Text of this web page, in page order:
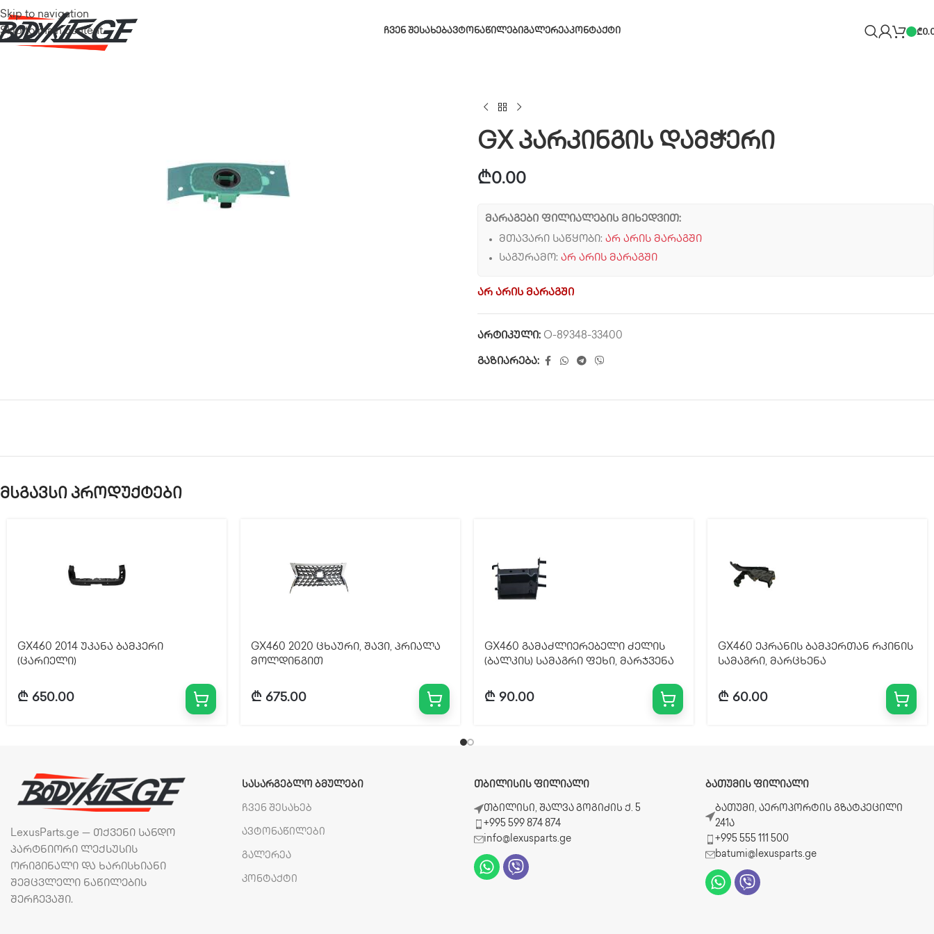
Skip to navigation
Skip to main content
ᲩᲕᲔᲜ ᲨᲔᲡᲐᲮᲔᲑᲐᲕᲢᲝᲜᲐᲬᲘᲚᲔᲑᲘᲒᲐᲚᲔᲠᲔᲐᲙᲝᲜᲢᲐᲥᲢᲘ ₾
GX პარკინგის დამჭერი
₾0.00
მარაგები ფილიალების მიხედვით:
მთავარი საწყობი: არ არის მარაგში
საგურამო: არ არის მარაგში
არ არის მარაგში
არტიკული: O-89348-33400
გაზიარება:
მსგავსი პროდუქტები
GX460 2014 უკანა ბამპერი
(ცარიელი)
₾ 650.00
GX460 2020 ცხაური, შავი, პრიალა
მოლდინგით
₾ 675.00
GX460 გამაძლიერებელი ძელის
(ბალკის) სამაგრი ფეხი, მარჯვენა
₾ 90.00
GX460 ეკრანის ბამპერთან რკინის
სამაგრი, მარცხენა
₾ 60.00
LexusParts.ge — თქვენი სანდო
პარტნიორი ლექსუსის
ორიგინალი და ხარისხიანი
შემცვლელი ნაწილების
შერჩევაში.
ᲡᲐᲡᲐᲠᲒᲔᲑᲚᲝ ᲑᲛᲣᲚᲔᲑᲘ
ჩვენ შესახებ
ავტონაწილები
გალერეა
კონტაქტი
ᲗᲑᲘᲚᲘᲡᲘᲡ ᲤᲘᲚᲘᲐᲚᲘ
თბილისი, შალვა გოგიძის ქ. 5
+995 599 874 874
info@lexusparts.ge
ᲑᲐᲗᲣᲛᲘᲡ ᲤᲘᲚᲘᲐᲚᲘ
ბათუმი, აეროპორტის გზატკეცილი
241ა
+995 555 111 500
batumi@lexusparts.ge